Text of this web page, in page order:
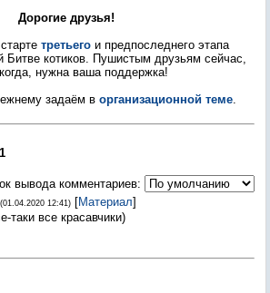
Дорогие друзья!
третьегои предпоследнего этапа
Битве котиков. Пушистым друзьям сейчас,
нужна ваша поддержка!
задаём в организационной теме.
1
вывода комментариев:
(01.04.2020 12:41) [Материал]
таки все красавчики)